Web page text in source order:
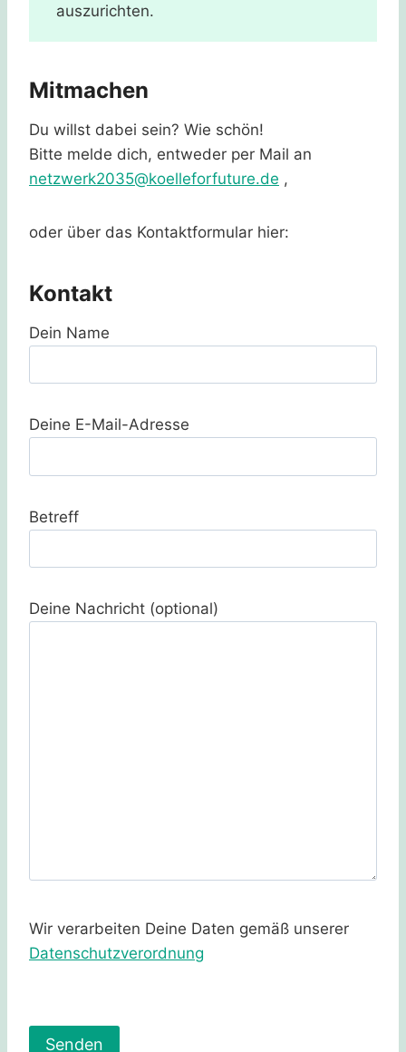
auszurichten.
Mitmachen
Du willst dabei sein? Wie schön!
Bitte melde dich, entweder per Mail an
netzwerk2035@koelleforfuture.de ,
oder über das Kontaktformular hier:
Kontakt
Dein Name
Deine E-Mail-Adresse
Betreff
Deine Nachricht (optional)
Wir verarbeiten Deine Daten gemäß unserer
Datenschutzverordnung
i